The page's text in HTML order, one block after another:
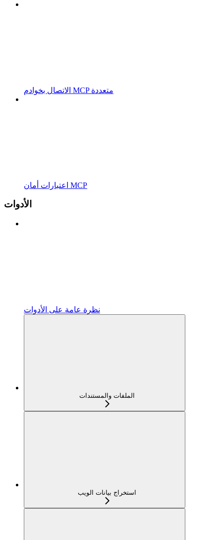
الاتصال بخوادم MCP متعددة
اعتبارات أمان MCP
الأدوات
نظرة عامة على الأدوات
الملفات والمستندات
استخراج بيانات الويب